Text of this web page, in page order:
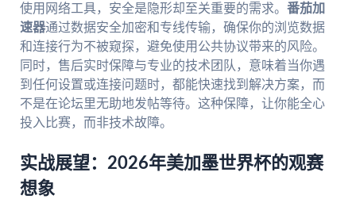
使用网络工具，安全是隐形却至关重要的需求。 番茄加
速器通过数据安全加密和专线传输，确保你的浏览数据
和连接行为不被窥探，避免使用公共协议带来的风险。
同时，售后实时保障与专业的技术团队，意味着当你遇
到任何设置或连接问题时，都能快速找到解决方案，而
不是在论坛里无助地发帖等待。这种保障，让你能全心
投入比赛，而非技术故障。
实战展望：2026年美加墨世界杯的观赛
想象